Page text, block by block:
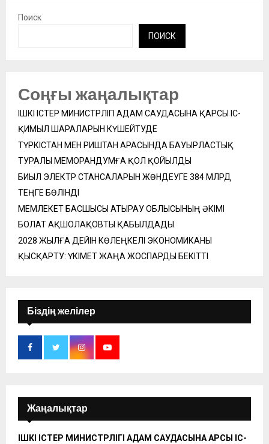
Поиск
ПОИСК
Соңғы жаңалықтар
ІШКІ ІСТЕР МИНИСТРЛІГІ АДАМ САУДАСЫНА ҚАРСЫ ІС-
ҚИМЫЛ ШАРАЛАРЫН КҮШЕЙТУДЕ
ТҮРКІСТАН МЕН РИШТАН АРАСЫНДА БАУЫРЛАСТЫҚ
ТУРАЛЫ МЕМОРАНДУМҒА ҚОЛ ҚОЙЫЛДЫ
БИЫЛ ЭЛЕКТР СТАНСАЛАРЫН ЖӨНДЕУГЕ 384 МЛРД
ТЕҢГЕ БӨЛІНДІ
МЕМЛЕКЕТ БАСШЫСЫ АТЫРАУ ОБЛЫСЫНЫҢ ӘКІМІ
БОЛАТ АҚШОЛАҚОВТЫ ҚАБЫЛДАДЫ
2028 ЖЫЛҒА ДЕЙІН КӨЛЕҢКЕЛІ ЭКОНОМИКАНЫ
ҚЫСҚАРТУ: ҮКІМЕТ ЖАҢА ЖОСПАРДЫ БЕКІТТІ
Біздің желілер
Жаңалықтар
ІШКІ ІСТЕР МИНИСТРЛІГІ АДАМ САУДАСЫНА ҚАРСЫ ІС-